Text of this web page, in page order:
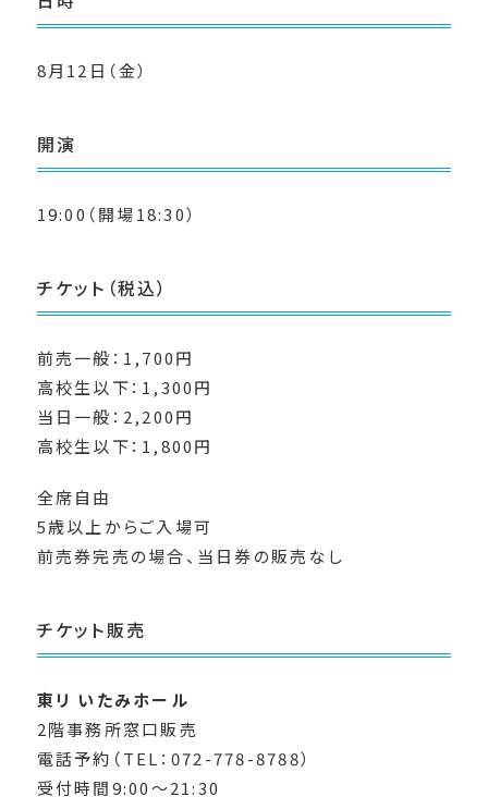
8月12日（金）
開演
19:00（開場18:30）
チケット（税込）
前売一般：1,700円
高校生以下：1,300円
当日一般：2,200円
高校生以下：1,800円
全席自由
5歳以上からご入場可
前売券完売の場合、当日券の販売なし
チケット販売
東リ いたみホール
2階事務所窓口販売
電話予約（TEL：072-778-8788）
受付時間9:00～21:30